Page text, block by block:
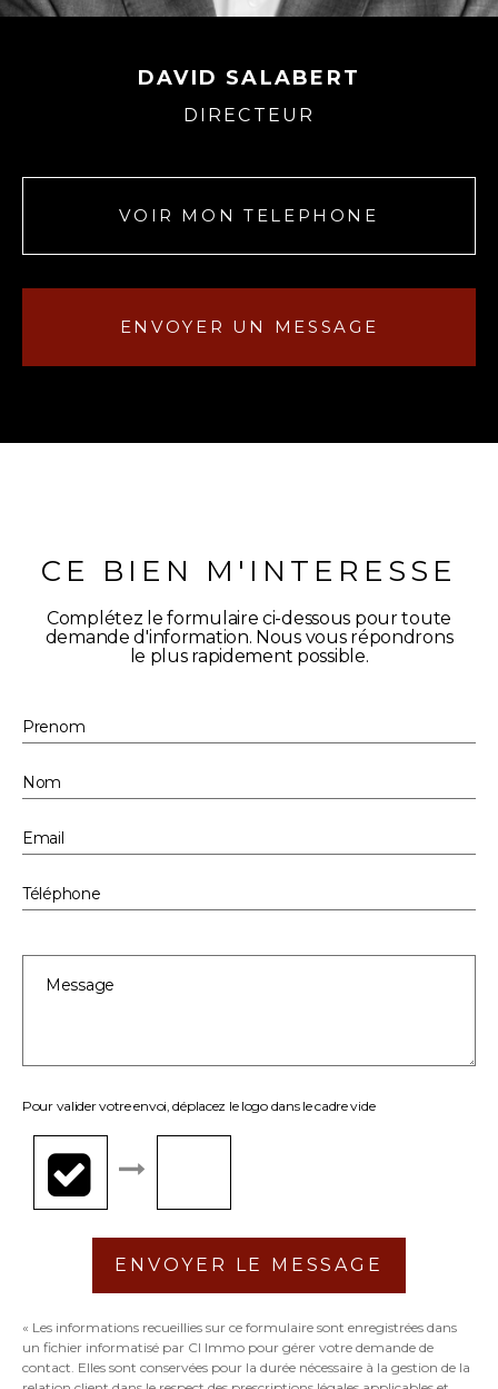
DAVID SALABERT
DIRECTEUR
VOIR MON TELEPHONE
ENVOYER UN MESSAGE
CE BIEN M'INTERESSE
Complétez le formulaire ci-dessous pour toute
demande d'information. Nous vous répondrons
le plus rapidement possible.
Pour valider votre envoi, déplacez le logo dans le cadre vide
ENVOYER LE MESSAGE
« Les informations recueillies sur ce formulaire sont enregistrées dans
un fichier informatisé par CI Immo pour gérer votre demande de
contact. Elles sont conservées pour la durée nécessaire à la gestion de la